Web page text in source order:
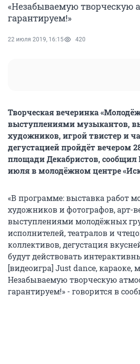
«Незабываемую творческую
гарантируем!»
22 июля 2019, 16:15 420
Творческая вечеринка
выступлениями музыкантов,
художников, игрой твистер и
дегустацией пройдёт вечером
площади Декабристов, сообщил
июля в молодёжном центре
«В программе: выставка работ
художников и фотографов, арт-
выступлениями молодёжных
исполнителей, театралов и
коллективов, дегустация
будут действовать
[видеоигра] Just dance, караоке,
Незабываемую творческую
гарантируем!» - говорится в